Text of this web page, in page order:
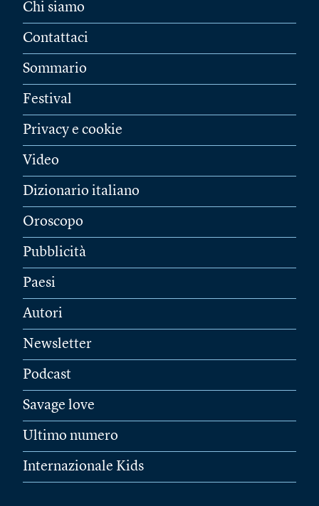
Chi siamo
Contattaci
Sommario
Festival
Privacy e cookie
Video
Dizionario italiano
Oroscopo
Pubblicità
Paesi
Autori
Newsletter
Podcast
Savage love
Ultimo numero
Internazionale Kids